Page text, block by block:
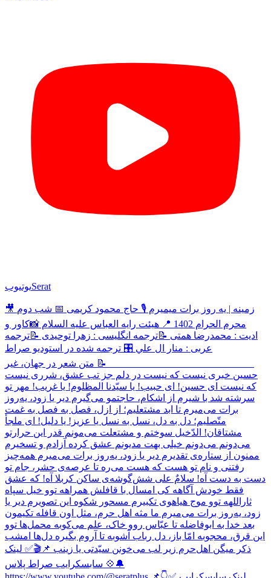
یوتیوبSerat
🎥 زمینه | یه روز برات میمیرم 🎙 حاج محمود کریمی 📅 شب دوم
محرم الحرام 1402 📍 هیئت رایه العباس علیه السلام 📸کاور و
ادیت : محمدرضا همتی 📝ترجمه انگلیسی : زهرا توحیدی 📝ترجمه
عربی : منار ال علي 🎛 ترجمه شده در استودیو صراط
______________________________ 📝 متن شعر در جهان، غیر
حسین خبری نیست که نیست در دلم جز تب عشق، شرری نیست
که نیست ای حسین! ای حبیب! یا سیّدنا المظلوم! یا غریب! مهر تو
سرشته شد با شیرم از اشکام، حاجتمو می‌گیرم دیر یا زود، یه‌‌روز
برات می‌میرم تا ابد مشتعلیم؛ از ازل، فصل به فصل به غمت
متّصلیم؛ دل به دل، نسل به نسل یا عزیز! یا دلیل! ای ملجأ
مشتاقان! الد‌ّخیل سوختم و مشتعلت می‌مونم قدر این حرارتو
می‌دونم می‌دونم خیلی بهت مدیونم عشق کرده آزادم و تسخیرم
ممنون از ستاره‌ی تقدیرم دیر یا زود، یه‌روز برات می‌میرم همه‌چیز
رفتنی و نام تو هست که هست می‌ره تا عرصه‌ی حشر، جام تو
دست به دست آه! سلامٌ علی شش‌گوشه‌ی ساکن کربلا آه! که عشق
فقط خودش آگاهه کی امسال با قافلش همراهه توو خیل سپاه
ثاراللهه توو موج هیاهوی تکبیرم مسحور شکوه این تصویرم دیر یا
زود، یه‌روز برات می‌میرم ما مثه اهل حرم، مثل اون قافله تکیمون
بعد خدا به ابوفاضله تا عبّاس روو خاک، علم می‌کوبه محمل‌ها توو
این قرق، محجوبه امّا باز، دل رباب آشوبه تا آروم بگیره دل‌ها امشب
ذکر میگن اهل‌حرم زیر لب می‌خونن سیّدتی یا زینب 📌🎬✅ لینک
سابسکرایب صراط پلاس 💠🔔